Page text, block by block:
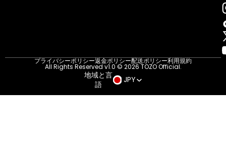
プライバシーポリシー返金ポリシー配送ポリシー利用規約
All Rights Reserved v1.0 © 2026 TOZO Official.
地域と言
語
JPY